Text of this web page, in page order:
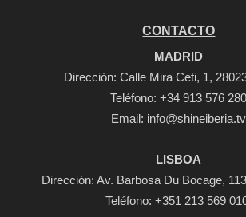
CONTACTO
MADRID
Dirección: Calle Mira Ceti, 1,
Teléfono:+34 913 576 280
Email: info@shineiberia.tv
LISBOA
Dirección: Av. Barbosa Du Bocage,
Teléfono: +351 213 569